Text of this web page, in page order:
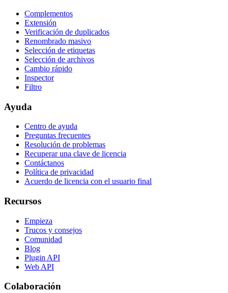
Complementos
Extensión
Verificación de duplicados
Renombrado masivo
Selección de etiquetas
Selección de archivos
Cambio rápido
Inspector
Filtro
Ayuda
Centro de ayuda
Preguntas frecuentes
Resolución de problemas
Recuperar una clave de licencia
Contáctanos
Política de privacidad
Acuerdo de licencia con el usuario final
Recursos
Empieza
Trucos y consejos
Comunidad
Blog
Plugin API
Web API
Colaboración